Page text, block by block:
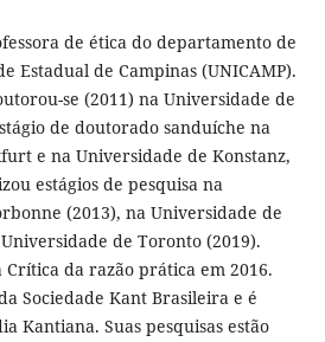
de ética do departamento de
Estadual de Campinas (UNICAMP).
se (2011) na Universidade de
de doutorado sanduíche na
e na Universidade de Konstanz,
estágios de pesquisa na
(2013), na Universidade de
de Toronto (2019).
da razão prática em 2016.
Sociedade Kant Brasileira e é
Kantiana. Suas pesquisas estão